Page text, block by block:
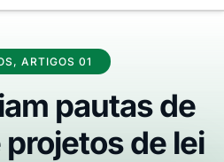
, ARTIGOS 01
pautas de
de lei